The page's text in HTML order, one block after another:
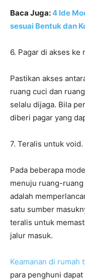
Baca Juga:4 Ide
sesuai Bentuk dan
6. Pagar di akses ke
Pastikan akses
ruang cuci dan
selalu dijaga. Bila
diberi pagar yang
7. Teralis untuk void.
Pada beberapa
menuju ruang-
adalah
satu sumber
teralis untuk
jalur masuk.
Keamanan di rumah
para penghuni